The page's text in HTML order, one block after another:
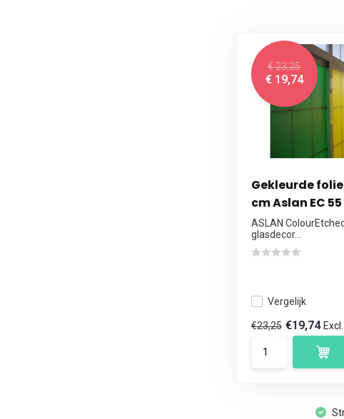
€ 23,25
€ 19,74
Gekleurde
cm Aslan EC 55
ASLAN
glasdecor...
Vergelijk
€23,25 €19,74